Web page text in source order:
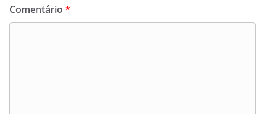
Comentário *